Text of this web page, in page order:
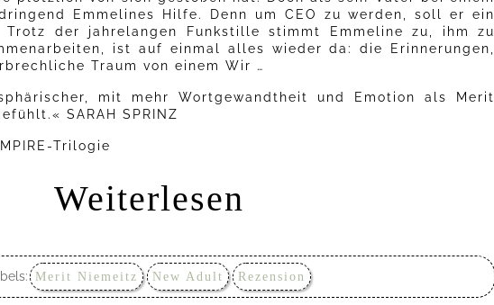
Emmelines Hilfe. Denn um CEO zu werden, soll er ein
Trotz der jahrelangen Funkstille stimmt Emmeline zu, ihm zu
ist auf einmal alles wieder da: die Erinnerungen,
Traum von einem Wir …
mit mehr Wortgewandtheit und Emotion als Merit
SARAH SPRINZ
Trilogie
Weiterlesen
Merit Niemeitz New Adult Rezension